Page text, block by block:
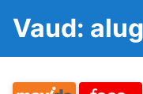
Vaud: